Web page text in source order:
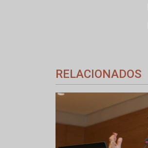
RELACIONADOS